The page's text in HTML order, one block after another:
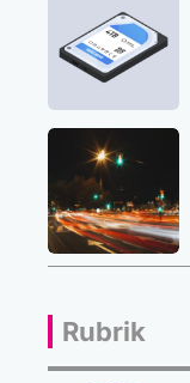
Rubrik